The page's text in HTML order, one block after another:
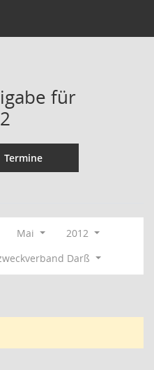
für
Termine
Mai
2012
Darß